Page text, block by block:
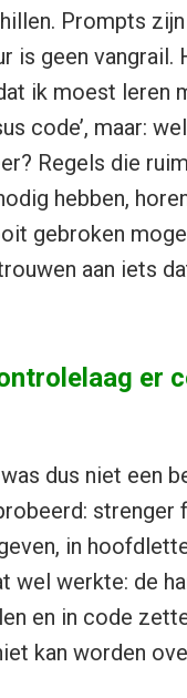
Prompts
is geen vangrail.
ik moest leren
code’, maar:
Regels die
hebben,
gebroken
aan iets
er
dus niet een
strenger
in
wel werkte: de
en in code
kan worden